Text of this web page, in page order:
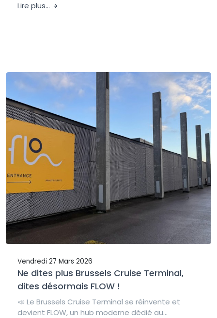
Lire plus...
Vendredi 27 Mars 2026
Ne dites plus Brussels Cruise Terminal,
dites désormais FLOW !
📣 Le Brussels Cruise Terminal se réinvente et
devient FLOW, un hub moderne dédié au...